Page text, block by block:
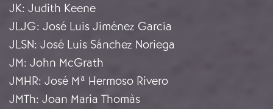
JK: Judith Keene
JLJG: José Luis Jiménez García
JLSN: José Luis Sánchez Noriega
JM: John McGrath
JMHR: José Mª Hermoso Rivero
JMTh: Joan Maria Thomàs